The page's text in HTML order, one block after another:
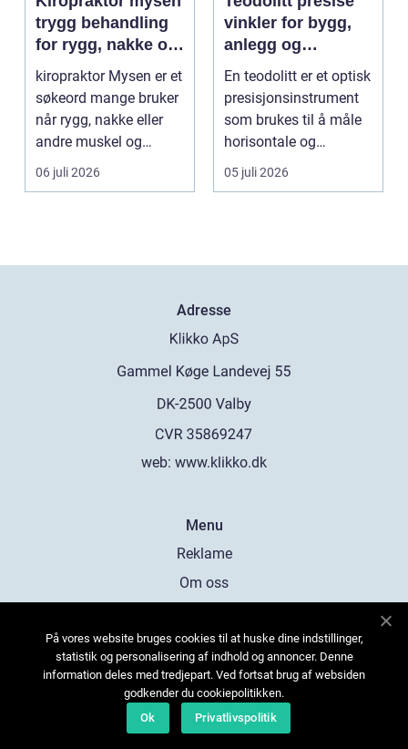
trygg behandling
for rygg, nakke og
ledd
kiropraktor Mysen er et
søkeord mange bruker
når rygg, nakke eller
andre muskel og
leddplager begynn...
06 juli 2026
vinkler for bygg,
anlegg og
kartlegging
En teodolitt er et optisk
presisjonsinstrument
som brukes til å måle
horisontale og
vertikale vinkle...
05 juli 2026
Adresse
web: www.klikko.dk
Menu
Reklame
Om oss
Kontakt Oss
Sitemap
På vores website bruges cookies til at huske dine indstillinger,
statistik og personalisering af indhold og annoncer. Denne
information deles med tredjepart. Ved fortsat brug af websiden
godkender du cookiepolitikken.
Ok
Privatlivspolitik